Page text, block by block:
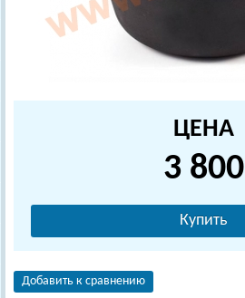
ЦЕНА
3 800
Купить
Добавить к сравнению